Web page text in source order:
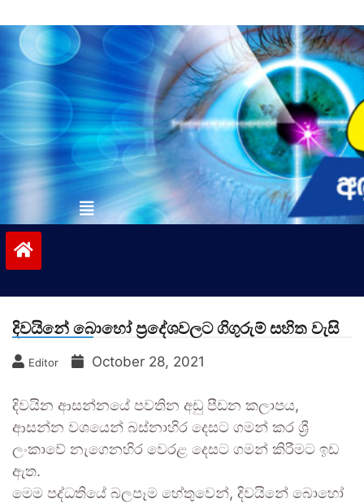
to
contentvinivida.lk
දිවයිනේ බොහෝ ප්‍රදේශවලට ගිගුරුම් සහිත වැසි
Editor October 28, 2021
දිවයින ආසන්නයේ පවතින අඩු පීඩන කලාපය,
ආසන්න වශයෙන් බස්නාහිර දෙසට ගමන් කර ශ්‍රී
ලංකාවේ නැගෙනහිර වෙරළ දෙසට ගමන් කිරීමට ඉඩ
ඇත.
මෙම පද්ධතියේ බලපෑම හේතුවෙන්, දිවයිනේ බොහෝ